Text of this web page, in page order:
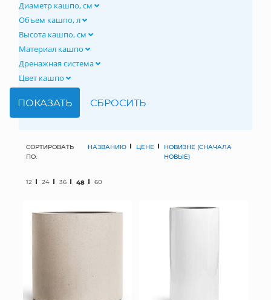
МЯГКИЕ ИГРУШКИ
Диаметр кашпо, см
Объем кашпо, л
Высота кашпо, см
Материал кашпо
Дренажная система
Цвет кашпо
СОРТИРОВАТЬ
ПО:
НАЗВАНИЮ ЦЕНЕ
НОВИЗНЕ (СНАЧАЛА
НОВЫЕ)
12 24 36 48 60